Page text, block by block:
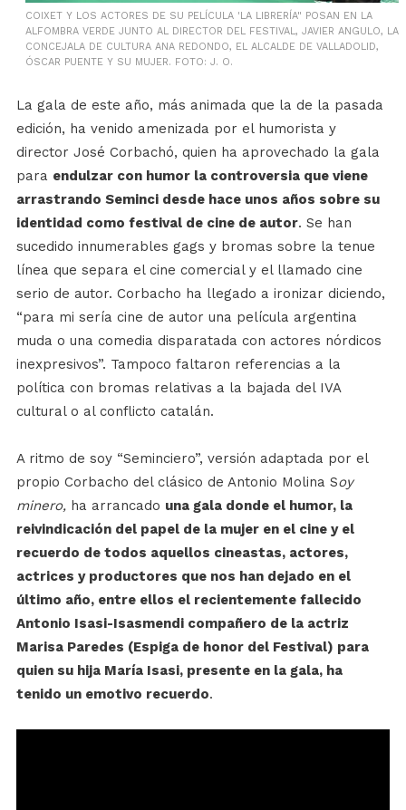
COIXET Y LOS ACTORES DE SU PELÍCULA 'LA LIBRERÍA" POSAN EN LA
ALFOMBRA VERDE JUNTO AL DIRECTOR DEL FESTIVAL, JAVIER ANGULO, LA
CONCEJALA DE CULTURA ANA REDONDO, EL ALCALDE DE VALLADOLID,
ÓSCAR PUENTE Y SU MUJER. FOTO: J. O.
La gala de este año, más animada que la de la pasada
edición, ha venido amenizada por el humorista y
director José Corbachó, quien ha aprovechado la gala
para endulzar con humor la controversia que viene
arrastrando Seminci desde hace unos años sobre su
identidad como festival de cine de autor. Se han
sucedido innumerables gags y bromas sobre la tenue
línea que separa el cine comercial y el llamado cine
serio de autor. Corbacho ha llegado a ironizar diciendo,
“para mi sería cine de autor una película argentina
muda o una comedia disparatada con actores nórdicos
inexpresivos”. Tampoco faltaron referencias a la
política con bromas relativas a la bajada del IVA
cultural o al conflicto catalán.
A ritmo de soy “Seminciero”, versión adaptada por el
propio Corbacho del clásico de Antonio Molina Soy
minero,ha arrancado una gala donde el humor, la
reivindicación del papel de la mujer en el cine y el
recuerdo de todos aquellos cineastas, actores,
actrices y productores que nos han dejado en el
último año, entre ellos el recientemente fallecido
Antonio Isasi-Isasmendi compañero de la actriz
Marisa Paredes (Espiga de honor del Festival) para
quien su hija María Isasi, presente en la gala, ha
tenido un emotivo recuerdo.